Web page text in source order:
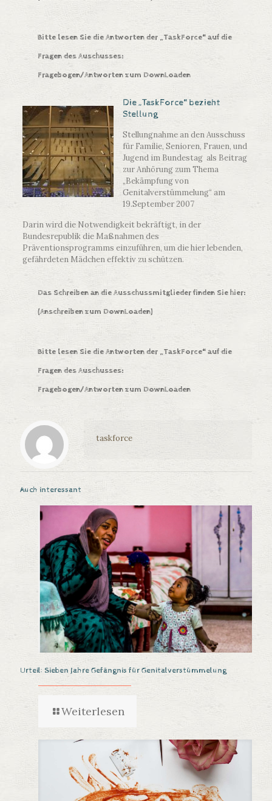
Bitte lesen Sie die Antworten der „TaskForce“ auf die
Fragen des Auschusses:
Fragebogen/Antworten zum DownLoaden
Die „TaskForce“ bezieht
Stellung
Stellungnahme an den Ausschuss
für Familie, Senioren, Frauen, und
Jugend im Bundestag als Beitrag
zur Anhörung zum Thema
„Bekämpfung von
Genitalverstümmelung“ am
19.September 2007
Darin wird die Notwendigkeit bekräftigt, in der
Bundesrepublik die Maßnahmen des
Präventionsprogramms einzuführen, um die hier lebenden,
gefährdeten Mädchen effektiv zu schützen.
Das Schreiben an die Ausschussmitglieder finden Sie hier:
(Anschreiben zum DownLoaden)
Bitte lesen Sie die Antworten der „TaskForce“ auf die
Fragen des Auschusses:
Fragebogen/Antworten zum DownLoaden
taskforce
Auch interessant
Urteil: Sieben Jahre Gefängnis für Genitalverstümmelung
Weiterlesen